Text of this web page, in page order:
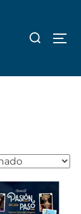
Buscar: